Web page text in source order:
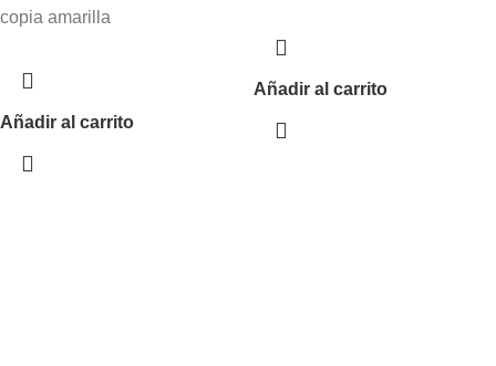
copia amarilla
Añadir al carrito
Añadir al carrito